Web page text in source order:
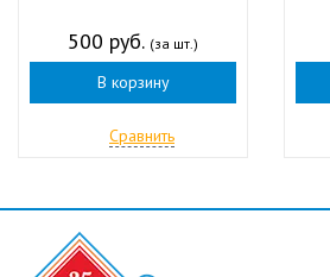
500 руб. (за шт.)
В корзину
Сравнить